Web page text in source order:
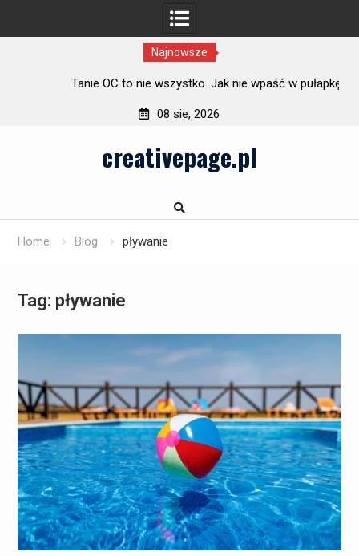
Najnowsze
Tanie OC to nie wszystko. Jak nie wpaść w pułapkę
08 sie, 2026
creativepage.pl
Home Blog pływanie
Tag: pływanie